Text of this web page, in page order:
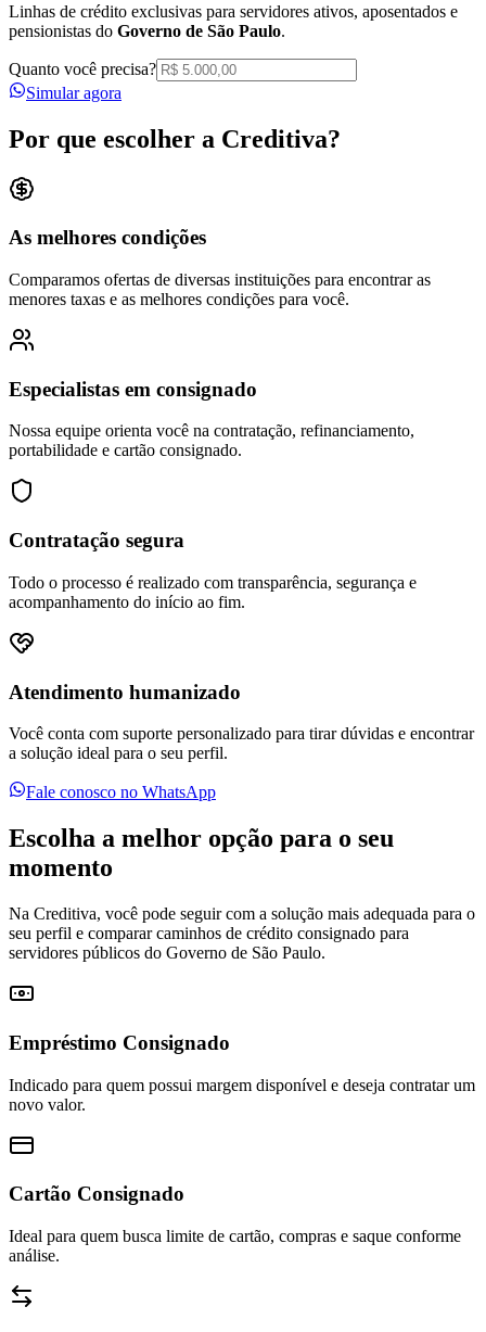
Linhas de crédito exclusivas para servidores ativos, aposentados e
pensionistas do Governo de São Paulo.
Quanto você precisa?
Simular agora
Por que escolher a Creditiva?
As melhores condições
Comparamos ofertas de diversas instituições para encontrar as
menores taxas e as melhores condições para você.
Especialistas em consignado
Nossa equipe orienta você na contratação, refinanciamento,
portabilidade e cartão consignado.
Contratação segura
Todo o processo é realizado com transparência, segurança e
acompanhamento do início ao fim.
Atendimento humanizado
Você conta com suporte personalizado para tirar dúvidas e encontrar
a solução ideal para o seu perfil.
Fale conosco no WhatsApp
Escolha a melhor opção para o seu
momento
Na Creditiva, você pode seguir com a solução mais adequada para o
seu perfil e comparar caminhos de crédito consignado para
servidores públicos do Governo de São Paulo.
Empréstimo Consignado
Indicado para quem possui margem disponível e deseja contratar um
novo valor.
Cartão Consignado
Ideal para quem busca limite de cartão, compras e saque conforme
análise.